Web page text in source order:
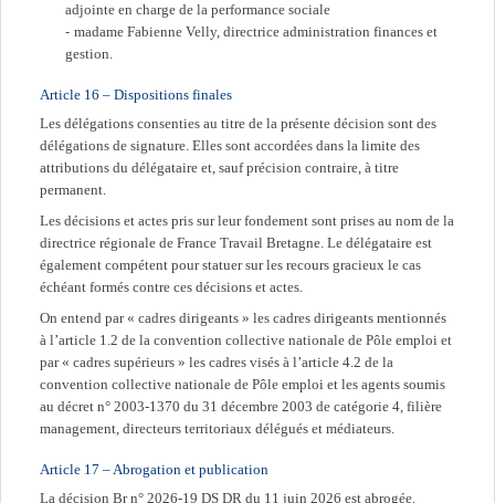
adjointe en charge de la performance sociale
madame Fabienne Velly, directrice administration finances et
gestion.
Article 16 – Dispositions finales
Les délégations consenties au titre de la présente décision sont des
délégations de signature. Elles sont accordées dans la limite des
attributions du délégataire et, sauf précision contraire, à titre
permanent.
Les décisions et actes pris sur leur fondement sont prises au nom de la
directrice régionale de France Travail Bretagne. Le délégataire est
également compétent pour statuer sur les recours gracieux le cas
échéant formés contre ces décisions et actes.
On entend par « cadres dirigeants » les cadres dirigeants mentionnés
à l’article 1.2 de la convention collective nationale de Pôle emploi et
par « cadres supérieurs » les cadres visés à l’article 4.2 de la
convention collective nationale de Pôle emploi et les agents soumis
au décret n° 2003-1370 du 31 décembre 2003 de catégorie 4, filière
management, directeurs territoriaux délégués et médiateurs.
Article 17 – Abrogation et publication
La décision Br n° 2026-19 DS DR du 11 juin 2026 est abrogée.